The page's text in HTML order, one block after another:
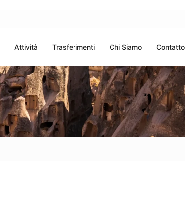
Attività Trasferimenti Chi Siamo Contatto